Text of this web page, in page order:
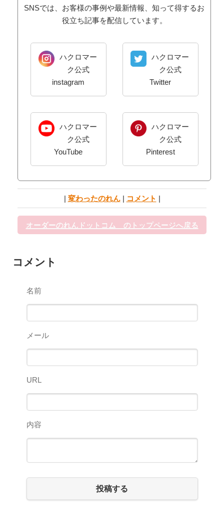
SNSでは、お客様の事例や最新情報、知って得するお
役立ち記事を配信しています。
ハクロマー
ク公式
instagram
ハクロマー
ク公式
Twitter
ハクロマー
ク公式
YouTube
ハクロマー
ク公式
Pinterest
| 変わったのれん | コメント |
オーダーのれんドットコム のトップページへ戻る
コメント
名前
メール
URL
内容
投稿する